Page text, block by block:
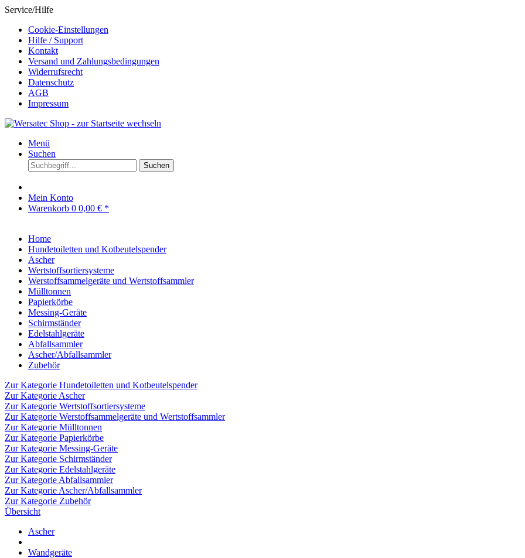
Service/Hilfe
Cookie-Einstellungen
Hilfe / Support
Kontakt
Versand und Zahlungsbedingungen
Widerrufsrecht
Datenschutz
AGB
Impressum
Menü
Suchen
Suchen
Mein Konto
Warenkorb 0 0,00 € *
Home
Hundetoiletten und Kotbeutelspender
Ascher
Wertstoffsortiersysteme
Werstoffsammelgeräte und Wertstoffsammler
Mülltonnen
Papierkörbe
Messing-Geräte
Schirmständer
Edelstahlgeräte
Abfallsammler
Ascher/Abfallsammler
Zubehör
Zur Kategorie Hundetoiletten und Kotbeutelspender
Zur Kategorie Ascher
Zur Kategorie Wertstoffsortiersysteme
Zur Kategorie Werstoffsammelgeräte und Wertstoffsammler
Zur Kategorie Mülltonnen
Zur Kategorie Papierkörbe
Zur Kategorie Messing-Geräte
Zur Kategorie Schirmständer
Zur Kategorie Edelstahlgeräte
Zur Kategorie Abfallsammler
Zur Kategorie Ascher/Abfallsammler
Zur Kategorie Zubehör
Übersicht
Ascher
Wandgeräte